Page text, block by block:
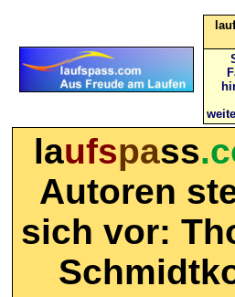
laufspass
Autoren
sich vor: